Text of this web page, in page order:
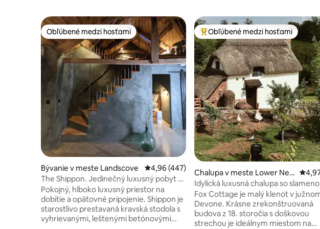
Obľúbené medzi hosťami
Obľúbené medzi hosťami
Bývanie v meste Landscove Priemerné ohodnotenie 4,96 z 5, počet
4,96 (447)
The Shippon. Jedinečný luxusný pobyt v
južnom Devone.
Pokojný, hlboko luxusný priestor na
dobitie a opätovné pripojenie. Shippon je
starostlivo prestavaná kravská stodola s
vyhrievanými, leštenými betónovými
Najobľúbenejšie medzi hosťami
Obľúbené medzi hosťami
Chalupa v meste Lower Net
herton
Idylická luxusná chalupa so
strechou na farme Devon
Fox Cottage je malý klenot v
Devone. Krásne zrekonštruovaná
budova z 18. storočia s doškovou
strechou je ideálnym miestom na